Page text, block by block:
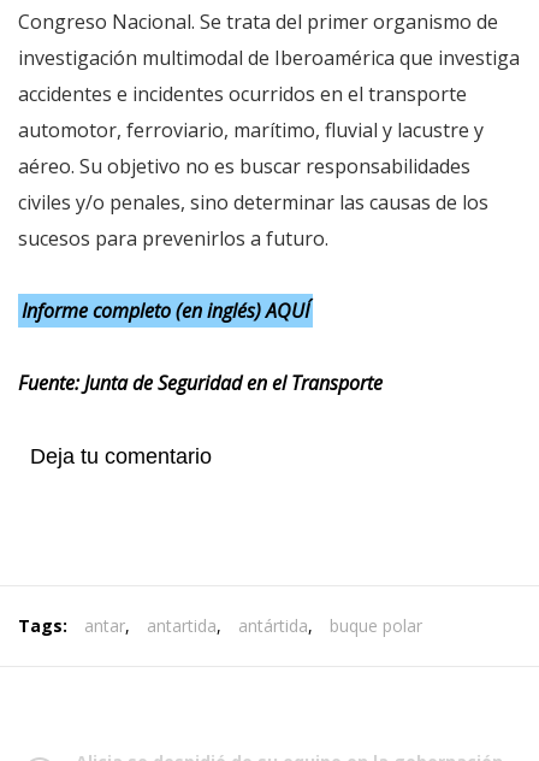
Congreso Nacional. Se trata del primer organismo de
investigación multimodal de Iberoamérica que investiga
accidentes e incidentes ocurridos en el transporte
automotor, ferroviario, marítimo, fluvial y lacustre y
aéreo. Su objetivo no es buscar responsabilidades
civiles y/o penales, sino determinar las causas de los
sucesos para prevenirlos a futuro.
Informe completo (en inglés)AQUÍ
Fuente: Junta de Seguridad en el Transporte
Deja tu comentario
Tags: antar, antartida, antártida, buque polar